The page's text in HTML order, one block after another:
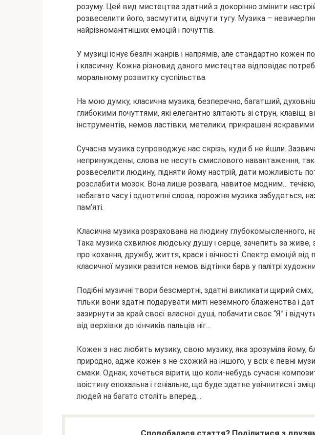
розуму. Цей вид мистецтва здатний з докорінно змінити
розвеселити його, засмутити, відчути тугу. Музика –
найрізноманітніших емоцій і почуттів.
У музиці існує безліч жанрів і напрямів, але стандартно кожен
і класичну. Кожна різновид даного мистецтва відповідає
моральному розвитку суспільства.
На мою думку, класична музика, безперечно, багатший,
глибокими почуттями, які елегантно злітають зі струн, клавіш,
інструментів, немов ластівки, метелики, прикрашені яскравими
Сучасна музика супроводжує нас скрізь, куди б не йшли.
непринуждены, слова не несуть смислового навантаження,
розвеселити людину, підняти йому настрій, дати можливість
розслабити мозок. Вона лише розвага, навитое модним…
небагато часу і однотипні слова, порожня музика забудеться,
пам’яті.
Класична музика розрахована на людину глубокомысленного,
Така музика схвилює людську душу і серце, зачепить за живе,
про кохання, дружбу, життя, краси і вічності. Спектр емоцій від
класичної музики разится немов відтінки барв у палітрі
Подібні музичні твори безсмертні, здатні викликати щирий
тільки вони здатні подарувати миті неземного блаженства і
зазирнути за край своєї власної душі, побачити своє “Я” і
від верхівки до кінчиків пальців ніг…
Кожен з нас любить музику, свою музику, яка зрозуміла йому,
природно, адже кожен з не схожий на іншого, у всіх є певні
смаки. Однак, хочеться вірити, що коли-небудь сучасні
воістину епохальна і геніальне, що буде здатне увічнитися і
людей на багато століть вперед…
Сподобалася стаття? Поділитися з